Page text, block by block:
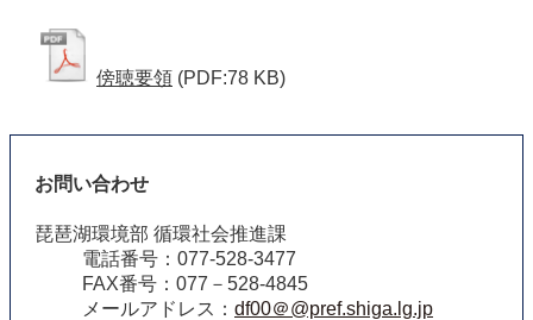
傍聴要領 (PDF:78 KB)
お問い合わせ
琵琶湖環境部 循環社会推進課
電話番号：077‐528‐3477
FAX番号：077－528-4845
メールアドレス： df00＠@pref.shiga.lg.jp